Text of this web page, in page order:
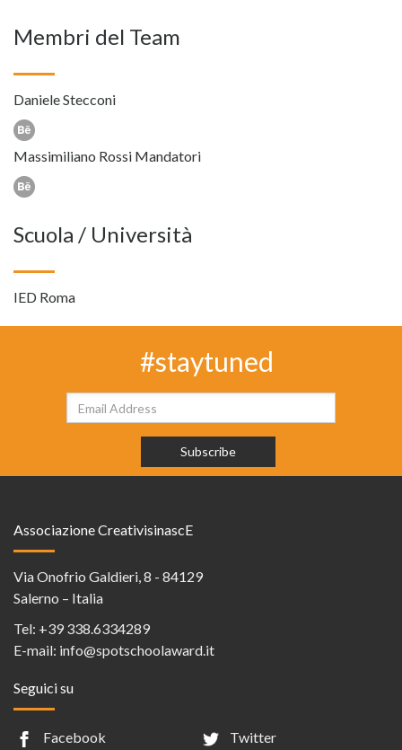
Membri del Team
Daniele Stecconi
Massimiliano Rossi Mandatori
Scuola / Università
IED Roma
#staytuned
Associazione CreativisinascE
Via Onofrio Galdieri, 8 - 84129
Salerno – Italia
Tel: +39 338.6334289
E-mail: info@spotschoolaward.it
Seguici su
Facebook Twitter